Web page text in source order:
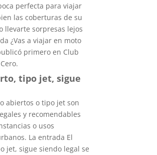
perfecta para viajar
las coberturas de su
llevarte sorpresas lejos
¿Vas a viajar en moto
primero en Club
tipo jet, sigue
abiertos o tipo jet son
y recomendables
o usos
La entrada El
jet, sigue siendo legal se